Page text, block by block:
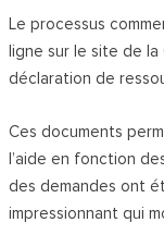
Le processus
ligne sur le site de
déclaration de
Ces documents
l’aide en fonction
des demandes ont
impressionnant qui